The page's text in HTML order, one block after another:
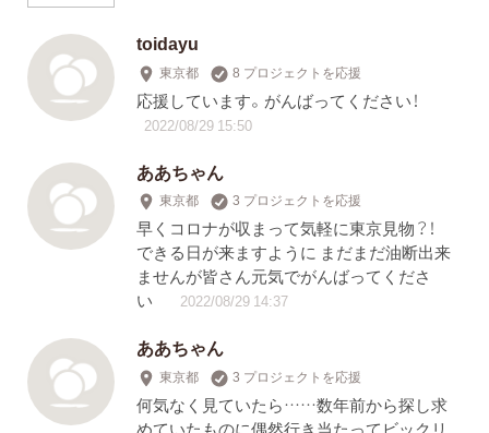
toidayu
東京都 8 プロジェクトを応援
応援しています。がんばってください！
2022/08/29 15:50
ああちゃん
東京都 3 プロジェクトを応援
早くコロナが収まって気軽に東京見物？！
できる日が来ますように まだまだ油断出来
ませんが皆さん元気でがんばってくださ
い
2022/08/29 14:37
ああちゃん
東京都 3 プロジェクトを応援
何気なく見ていたら……数年前から探し求